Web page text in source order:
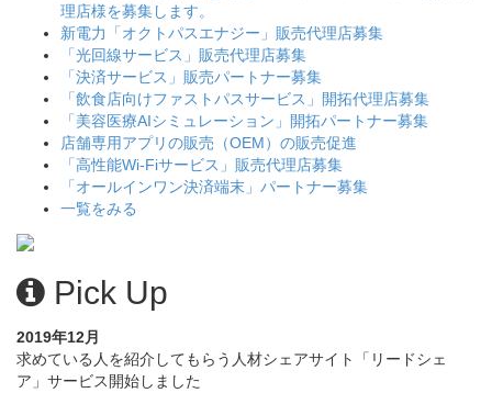
理店様を募集します。
新電力「オクトパスエナジー」販売代理店募集
「光回線サービス」販売代理店募集
「決済サービス」販売パートナー募集
「飲食店向けファストパスサービス」開拓代理店募集
「美容医療AIシミュレーション」開拓パートナー募集
店舗専用アプリの販売（OEM）の販売促進
「高性能Wi-Fiサービス」販売代理店募集
「オールインワン決済端末」パートナー募集
一覧をみる
Pick Up
2019年12月
求めている人を紹介してもらう人材シェアサイト「リードシェ
ア」サービス開始しました